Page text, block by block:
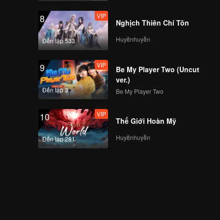
8
Đến tập 533
VIP
Nghịch Thiên Chí Tôn
Huyềnhuyễn
9
Đến tập 3
VIP
Be My Player Two (Uncut
ver.)
Be My Player Two
10
Đến tập 281
VIP
Thế Giới Hoàn Mỹ
Huyềnhuyễn